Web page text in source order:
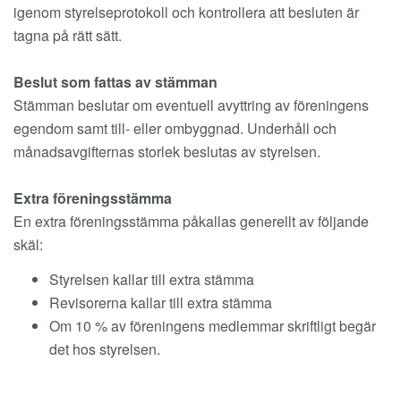
igenom styrelseprotokoll och kontrollera att besluten är
tagna på rätt sätt.
Beslut som fattas av stämman
Stämman beslutar om eventuell avyttring av föreningens
egendom samt till- eller ombyggnad. Underhåll och
månadsavgifternas storlek beslutas av styrelsen.
Extra föreningsstämma
En extra föreningsstämma påkallas generellt av följande
skäl:
Styrelsen kallar till extra stämma
Revisorerna kallar till extra stämma
Om 10 % av föreningens medlemmar skriftligt begär
det hos styrelsen.